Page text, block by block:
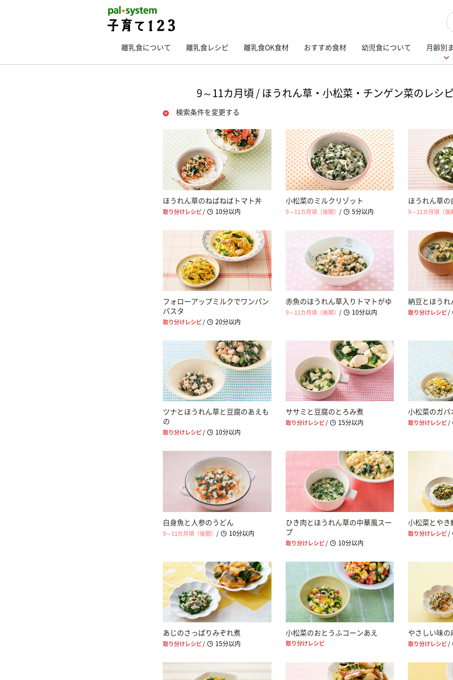
離乳食について 離乳食レシピ 離乳食OK食材 おすすめ食材 幼児食について 月齢別
9～11カ月頃 / ほうれん草・小松菜・チンゲン菜のレシ
検索条件を変更する
ほうれん草のねばねばトマト丼
取り分けレシピ / 10分以内
小松菜のミルクリゾット
9～11カ月頃（後期） / 5分以内
ほうれん草の
9～11カ月頃（後
フォローアップミルクでワンパン
パスタ
取り分けレシピ / 20分以内
赤魚のほうれん草入りトマトがゆ
9～11カ月頃（後期） / 10分以内
納豆とほうれ
取り分けレシピ /
ツナとほうれん草と豆腐のあえも
の
取り分けレシピ / 10分以内
ササミと豆腐のとろみ煮
取り分けレシピ / 15分以内
小松菜のガパ
取り分けレシピ /
白身魚と人参のうどん
9～11カ月頃（後期） / 10分以内
ひき肉とほうれん草の中華風スー
プ
取り分けレシピ / 10分以内
小松菜とやき
取り分けレシピ /
あじのさっぱりみぞれ煮
取り分けレシピ / 15分以内
小松菜のおとうふコーンあえ
取り分けレシピ
やさしい味の
取り分けレシピ /